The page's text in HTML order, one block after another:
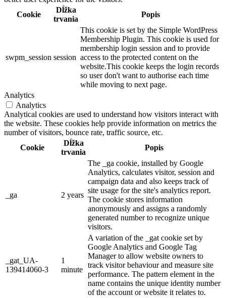
Cookie
Dĺžka
trvania
Popis
swpm_session session
This cookie is set by the Simple WordPress
Membership Plugin. This cookie is used for
membership login session and to provide
access to the protected content on the
website.This cookie keeps the login records
so user don't want to authorise each time
while moving to next page.
Analytics
Analytics
Analytical cookies are used to understand how visitors interact with
the website. These cookies help provide information on metrics the
number of visitors, bounce rate, traffic source, etc.
Cookie
Dĺžka
trvania
Popis
_ga 2 years
The _ga cookie, installed by Google
Analytics, calculates visitor, session and
campaign data and also keeps track of
site usage for the site's analytics report.
The cookie stores information
anonymously and assigns a randomly
generated number to recognize unique
visitors.
_gat_UA-
139414060-3
1
minute
A variation of the _gat cookie set by
Google Analytics and Google Tag
Manager to allow website owners to
track visitor behaviour and measure site
performance. The pattern element in the
name contains the unique identity number
of the account or website it relates to.